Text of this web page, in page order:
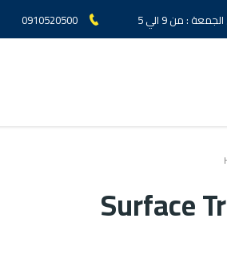
: من 9 الي 5 0910520500
Surface